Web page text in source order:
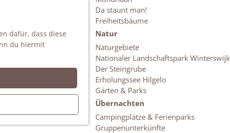
dafür, dass diese
du hiermit
c
n
e
Da staunt man!
Freiheitsbäume
Natur
Naturgebiete
Nationaler Landschaftspark Winterswijk
Der Steingrube
Erholungssee Hilgelo
Gärten & Parks
Übernachten
Campingplätze & Ferienparks
Gruppenunterkünfte